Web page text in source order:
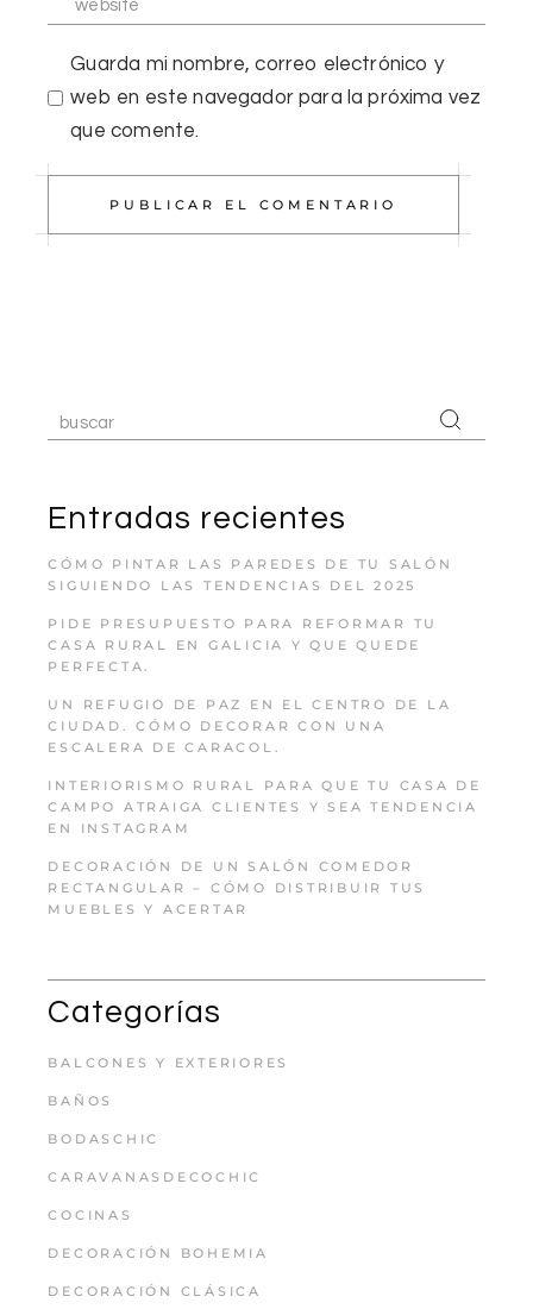
Guarda mi nombre, correo electrónico y
web en este navegador para la próxima vez
que comente.
PUBLICAR EL COMENTARIO
Entradas recientes
CÓMO PINTAR LAS PAREDES DE TU SALÓN
SIGUIENDO LAS TENDENCIAS DEL 2025
PIDE PRESUPUESTO PARA REFORMAR TU
CASA RURAL EN GALICIA Y QUE QUEDE
PERFECTA.
UN REFUGIO DE PAZ EN EL CENTRO DE LA
CIUDAD. CÓMO DECORAR CON UNA
ESCALERA DE CARACOL.
INTERIORISMO RURAL PARA QUE TU CASA DE
CAMPO ATRAIGA CLIENTES Y SEA TENDENCIA
EN INSTAGRAM
DECORACIÓN DE UN SALÓN COMEDOR
RECTANGULAR – CÓMO DISTRIBUIR TUS
MUEBLES Y ACERTAR
Categorías
BALCONES Y EXTERIORES
BAÑOS
BODASCHIC
CARAVANASDECOCHIC
COCINAS
DECORACIÓN BOHEMIA
DECORACIÓN CLÁSICA